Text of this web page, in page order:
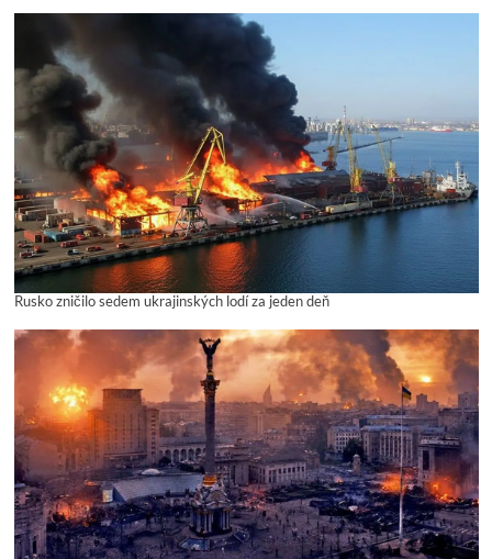
Rusko zničilo sedem ukrajinských lodí za jeden deň